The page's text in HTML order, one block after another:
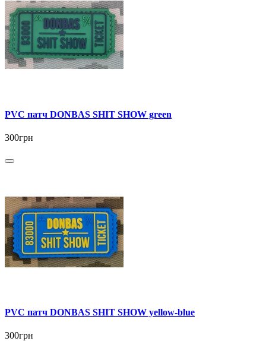
PVC патч DONBAS SHIT SHOW green
300грн
PVC патч DONBAS SHIT SHOW yellow-blue
300грн